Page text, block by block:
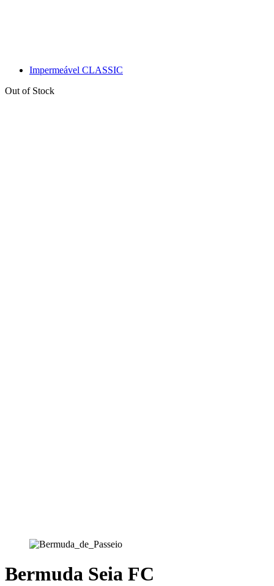
Impermeável CLASSIC
Out of Stock
Bermuda Seia FC